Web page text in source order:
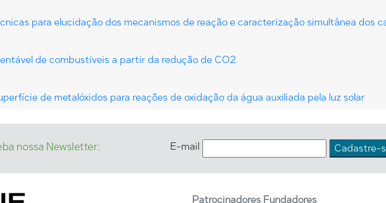
para elucidação dos mecanismos de reação e caracterização simultânea dos
de combustíveis a partir da redução de CO2
de metalóxidos para reações de oxidação da água auxiliada pela luz solar
nossa Newsletter: E-mail
Patrocinadores Fundadores